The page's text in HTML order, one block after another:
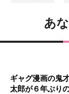
あ
ギャグ漫画の鬼
太郎が６年ぶり